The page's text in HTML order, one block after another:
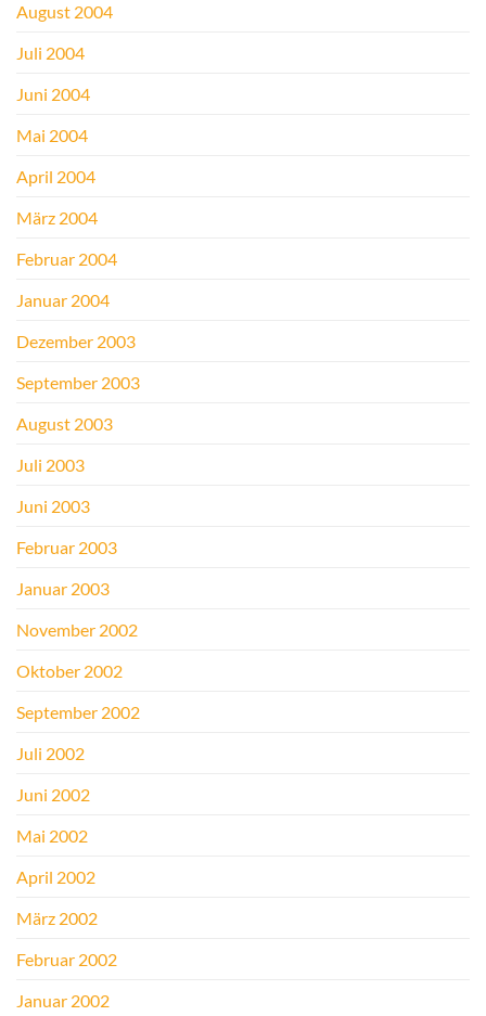
August 2004
Juli 2004
Juni 2004
Mai 2004
April 2004
März 2004
Februar 2004
Januar 2004
Dezember 2003
September 2003
August 2003
Juli 2003
Juni 2003
Februar 2003
Januar 2003
November 2002
Oktober 2002
September 2002
Juli 2002
Juni 2002
Mai 2002
April 2002
März 2002
Februar 2002
Januar 2002